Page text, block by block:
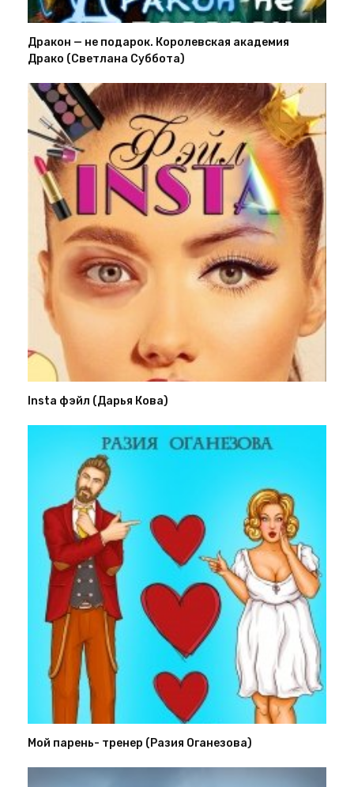
Дракон — не подарок. Королевская академия
Драко (Светлана Суббота)
Insta фэйл (Дарья Кова)
Мой парень- тренер (Разия Оганезова)